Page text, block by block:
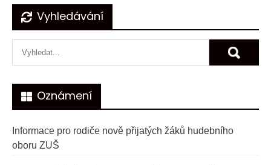
Navigace
pro
příspěvek
Vyhledávání
Oznámení
Informace pro rodiče nově přijatých žáků hudebního
oboru ZUŠ